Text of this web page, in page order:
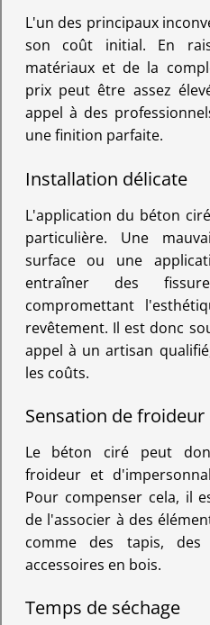
L'un des principaux
son coût initial. En
matériaux et de la
prix peut être assez
appel à des
une finition parfaite.
Installation délicate
L'application du béton
particulière. Une
surface ou une
entraîner des
compromettant
revêtement. Il est donc
appel à un artisan
les coûts.
Sensation de froideur
Le béton ciré peut
froideur et
Pour compenser cela, il
de l'associer à des
comme des tapis,
accessoires en bois.
Temps de séchage